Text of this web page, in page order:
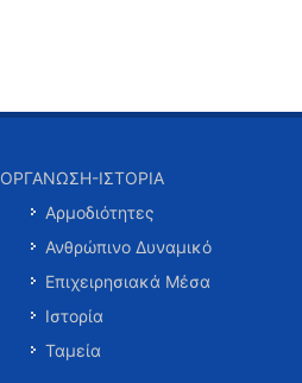
ΟΡΓΑΝΩΣΗ-ΙΣΤΟΡΙΑ
Αρμοδιότητες
Ανθρώπινο Δυναμικό
Επιχειρησιακά Μέσα
Ιστορία
Ταμεία